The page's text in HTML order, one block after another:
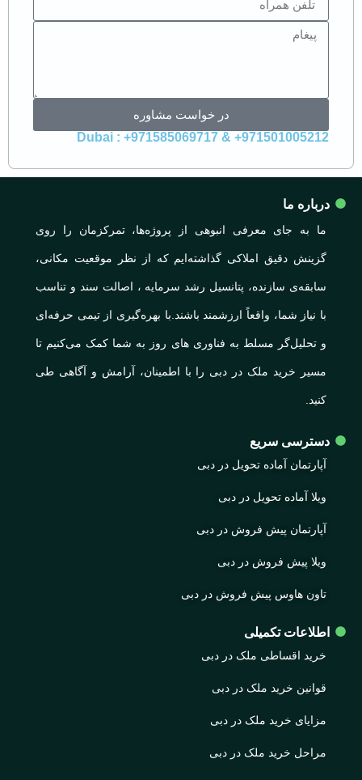
در خواست مشاوره
971501005212+ & 971585069717+ : Dubai
درباره ما
ما به جای معرفی انبوهی از پروژه‌ها، تمرکزمان را روی
گزینش دقیق املاکی گذاشته‌ایم که از نظر موقعیت مکانی،
سابقه‌ی سازنده، پتانسیل رشد سرمایه ، اصالت سند و تناسب
با نیاز شما، واقعاً ارزشمند باشند.با بهره‌گیری از تیمی حرفه‌ای
و تحلیل‌گر مسلط به فناوری های روز به شما کمک می‌کنیم تا
مسیر خرید ملک در دبی را با اطمینان، آرامش و آگاهی طی
کنید.
دسترسی سریع
آپارتمان آماده تحویل در دبی
ویلا آماده تحویل در دبی
آپارتمان پیش فروش در دبی
ویلا پیش فروش در دبی
تاون هاوس پیش فروش در دبی
اطلاعات تکمیلی
خرید اقساطی ملک در دبی
قوانین خرید ملک در دبی
مزایای خرید ملک در دبی
مراحل خرید ملک در دبی